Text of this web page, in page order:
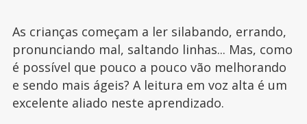
As crianças começam a ler silabando, errando,
pronunciando mal, saltando linhas... Mas, como
é possível que pouco a pouco vão melhorando
e sendo mais ágeis? A leitura em voz alta é um
excelente aliado neste aprendizado.